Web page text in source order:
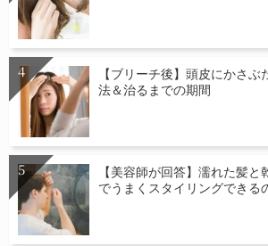
【ブリーチ後】頭皮にかさ
法＆治るまでの期間
【美容師が回答】濡れた髪と
でうまくスタイリングできる